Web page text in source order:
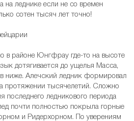
на леднике если не со времен
сотен тысяч лет точно!
в районе Юнгфрау где-то на высоте
дотягивается до ущелья Масса,
ниже. Алечский ледник формировал
протяжении тысячелетий. Сложно
последнего ледникового периода
почти полностью покрыла горные
и Ридерхорном. По уверениям